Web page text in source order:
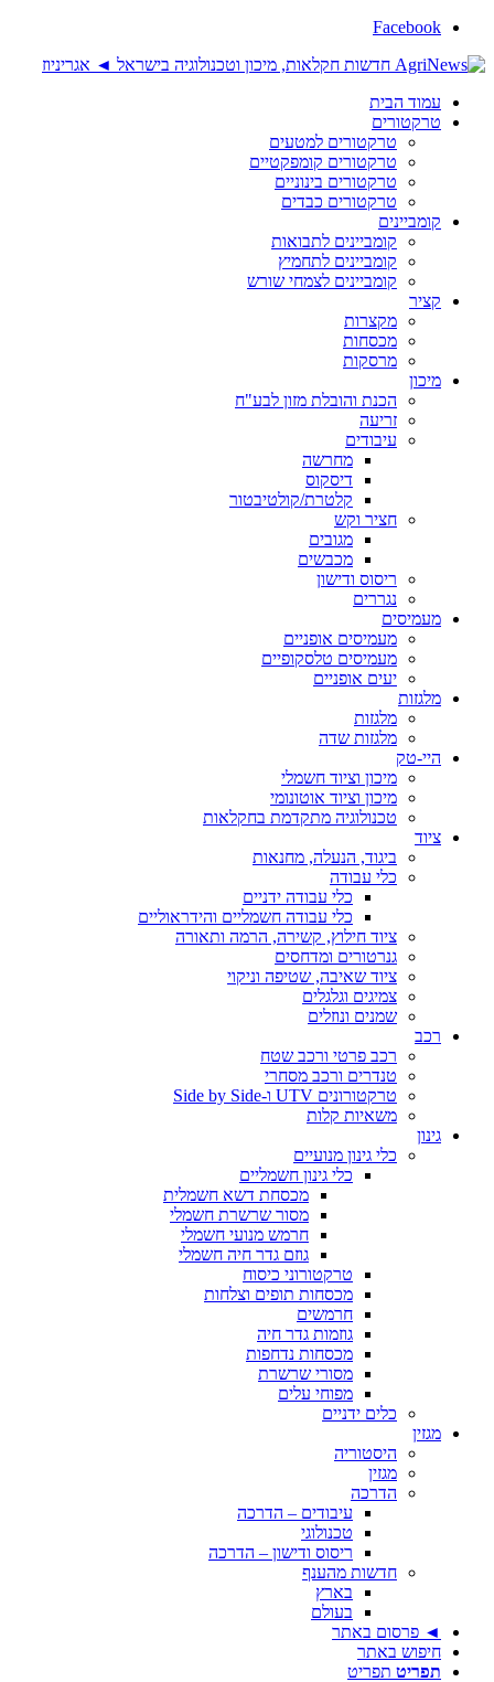
Facebook
עמוד הבית
טרקטורים
טרקטורים למטעים
טרקטורים קומפקטיים
טרקטורים בינוניים
טרקטורים כבדים
קומביינים
קומביינים לתבואות
קומביינים לתחמיץ
קומביינים לצמחי שורש
קציר
מקצרות
מכסחות
מרסקות
מיכון
הכנת והובלת מזון לבע"ח
זריעה
עיבודים
מחרשה
דיסקוס
קלטרת/קולטיבטור
חציר וקש
מגובים
מכבשים
ריסוס ודישון
נגררים
מעמיסים
מעמיסים אופניים
מעמיסים טלסקופיים
יעים אופניים
מלגזות
מלגזות
מלגזות שדה
היי-טק
מיכון וציוד חשמלי
מיכון וציוד אוטונומי
טכנולוגיה מתקדמת בחקלאות
ציוד
ביגוד, הנעלה, מחנאות
כלי עבודה
כלי עבודה ידניים
כלי עבודה חשמליים והידראוליים
ציוד חילוץ, קשירה, הרמה ותאורה
גנרטורים ומדחסים
ציוד שאיבה, שטיפה וניקוי
צמיגים וגלגלים
שמנים ונוזלים
רכב
רכב פרטי ורכב שטח
טנדרים ורכב מסחרי
טרקטורונים UTV ו-Side by Side
משאיות קלות
גינון
כלי גינון מנועיים
כלי גינון חשמליים
מכסחת דשא חשמלית
מסור שרשרת חשמלי
חרמש מנועי חשמלי
גוזם גדר חיה חשמלי
טרקטורוני כיסוח
מכסחות תופים וצלחות
חרמשים
גוזמות גדר חיה
מכסחות נדחפות
מסורי שרשרת
מפוחי עלים
כלים ידניים
מגזין
היסטוריה
מגזין
הדרכה
עיבודים – הדרכה
טכנולוגי
ריסוס ודישון – הדרכה
חדשות מהענף
בארץ
בעולם
◄ פרסום באתר
חיפוש באתר
תפריט תפריט